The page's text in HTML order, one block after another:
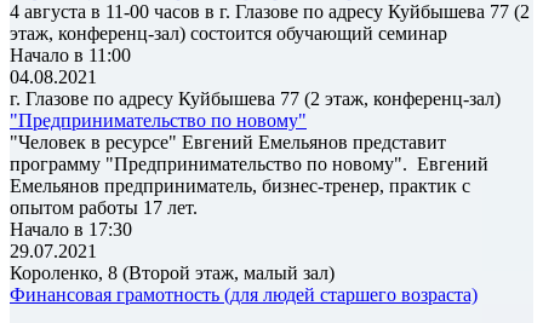
4 августа в 11-00 часов в г. Глазове по адресу Куйбышева 77 (2
этаж, конференц-зал) состоится обучающий семинар
Начало в 11:00
04.08.2021
г. Глазове по адресу Куйбышева 77 (2 этаж, конференц-зал)
"Предпринимательство по новому"
"Человек в ресурсе" Евгений Емельянов представит
программу "Предпринимательство по новому". Евгений
Емельянов предприниматель, бизнес-тренер, практик с
опытом работы 17 лет.
Начало в 17:30
29.07.2021
Короленко, 8 (Второй этаж, малый зал)
Финансовая грамотность (для людей старшего возраста)